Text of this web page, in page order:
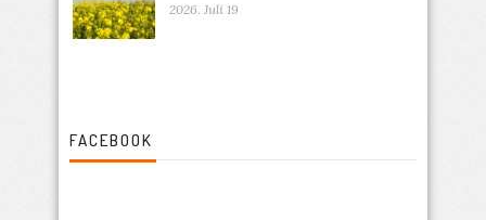
2026. Juli 19
FACEBOOK